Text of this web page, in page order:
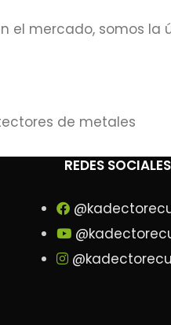
el mercado, somos
de metales
REDES SOCIALES